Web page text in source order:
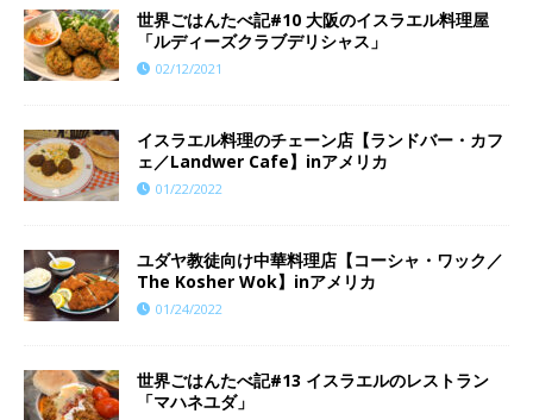
世界ごはんたべ記#10 大阪のイスラエル料理屋
「ルディーズクラブデリシャス」
02/12/2021
イスラエル料理のチェーン店【ランドバー・カフ
ェ／Landwer Cafe】inアメリカ
01/22/2022
ユダヤ教徒向け中華料理店【コーシャ・ワック／
The Kosher Wok】inアメリカ
01/24/2022
世界ごはんたべ記#13 イスラエルのレストラン
「マハネユダ」